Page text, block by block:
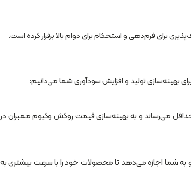
بهینه‌سازی تولید و افزایش سودآوری شما می‌دانیم:
حداقل می‌رساند و به بهینه‌سازی قیمت روکش وکیوم ممبران در
و به شما اجازه می‌دهد تا محصولات خود را با سرعت بیشتری به